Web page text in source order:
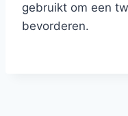
gebruikt om een
bevorderen.